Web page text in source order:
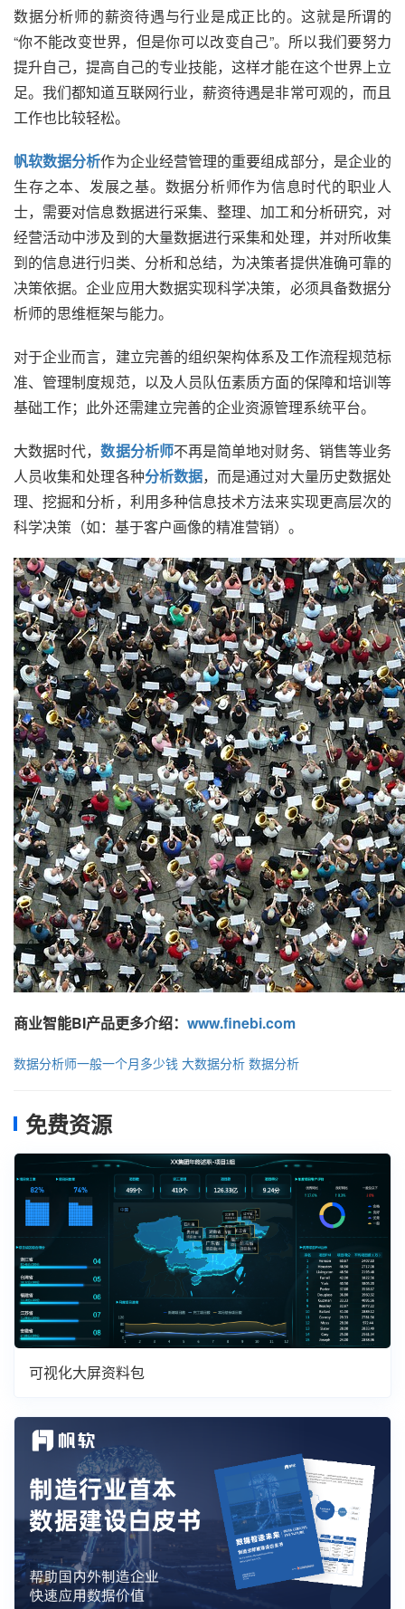
数据分析师的薪资待遇与行业是成正比的。这就是所谓的
“你不能改变世界，但是你可以改变自己”。所以我们要努力
提升自己，提高自己的专业技能，这样才能在这个世界上立
足。我们都知道互联网行业，薪资待遇是非常可观的，而且
工作也比较轻松。
帆软数据分析作为企业经营管理的重要组成部分，是企业的
生存之本、发展之基。数据分析师作为信息时代的职业人
士，需要对信息数据进行采集、整理、加工和分析研究，对
经营活动中涉及到的大量数据进行采集和处理，并对所收集
到的信息进行归类、分析和总结，为决策者提供准确可靠的
决策依据。企业应用大数据实现科学决策，必须具备数据分
析师的思维框架与能力。
对于企业而言，建立完善的组织架构体系及工作流程规范标
准、管理制度规范，以及人员队伍素质方面的保障和培训等
基础工作；此外还需建立完善的企业资源管理系统平台。
大数据时代，数据分析师不再是简单地对财务、销售等业务
人员收集和处理各种分析数据，而是通过对大量历史数据处
理、挖掘和分析，利用多种信息技术方法来实现更高层次的
科学决策（如：基于客户画像的精准营销）。
商业智能BI产品更多介绍： www.finebi.com
数据分析师一般一个月多少钱 大数据分析 数据分析
免费资源
可视化大屏资料包